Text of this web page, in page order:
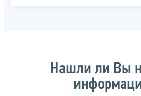
Нашли ли Вы